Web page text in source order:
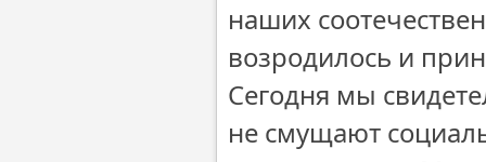
наших
возродилось и
Сегодня мы
не смущают